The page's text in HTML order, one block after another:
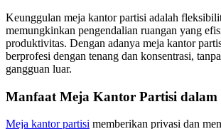
Keunggulan meja kantor partisi adalah
memungkinkan pengendalian ruangan yang
produktivitas. Dengan adanya meja kantor
berprofesi dengan tenang dan konsentrasi,
gangguan luar.
Manfaat Meja Kantor Partisi
Meja kantor partisi memberikan privasi dan